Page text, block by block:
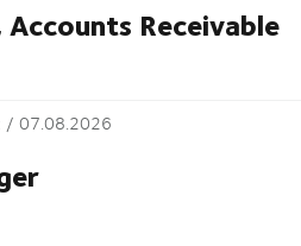
Receivable
/ 07.08.2026